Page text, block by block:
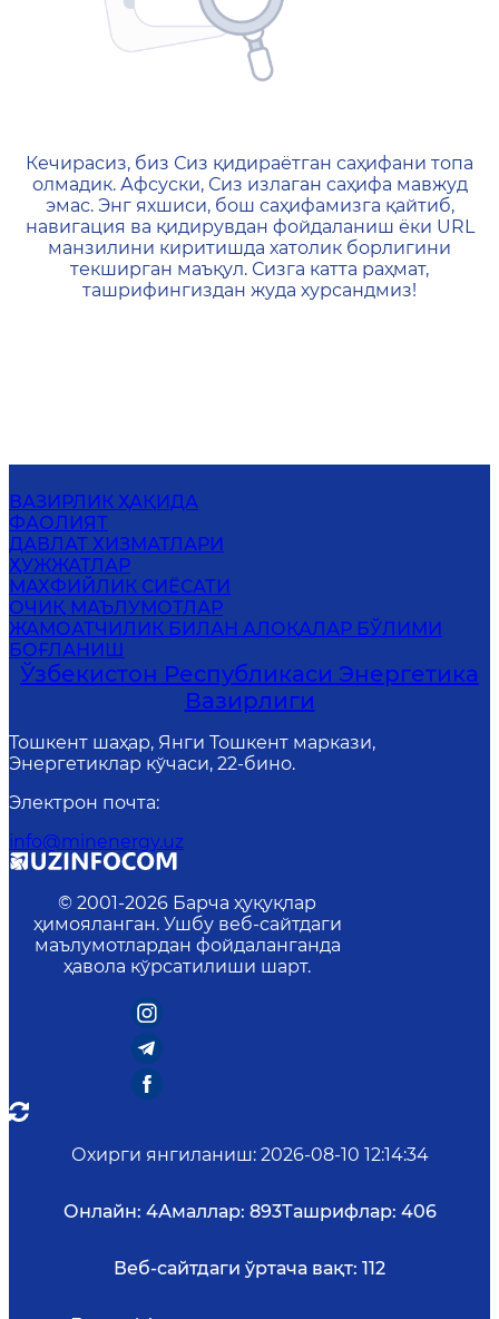
404 — Страница не
Кечирасиз, биз Сиз қидираётган саҳифани топа
олмадик. Афсуски, Сиз излаган саҳифа мавжуд
эмас. Энг яхшиси, бош саҳифамизга қайтиб,
навигация ва қидирувдан фойдаланиш ёки URL
манзилини киритишда хатолик борлигини
текширган маъқул. Сизга катта раҳмат,
ташрифингиздан жуда хурсандмиз!
ВАЗИРЛИК ҲАҚИДА
ФАОЛИЯТ
ДАВЛАТ ХИЗМАТЛАРИ
ҲУЖЖАТЛАР
МАХФИЙЛИК СИЁСАТИ
ОЧИҚ МАЪЛУМОТЛАР
ЖАМОАТЧИЛИК БИЛАН АЛОҚАЛАР БЎЛИМИ
БОҒЛАНИШ
Ўзбекистон Республикаси Энергетика
Вазирлиги
Тошкент шаҳар, Янги Тошкент маркази,
Энергетиклар кўчаси, 22-бино.
Электрон почта:
info@minenergy.uz
© 2001-2026 Барча ҳуқуқлар
ҳимояланган. Ушбу веб-сайтдаги
маълумотлардан фойдаланганда
ҳавола кўрсатилиши шарт.
Охирги янгиланиш: 2026-08-10 12:14:34
Онлайн: 4Амаллар: 893Ташрифлар: 406
Веб-сайтдаги ўртача вақт: 112